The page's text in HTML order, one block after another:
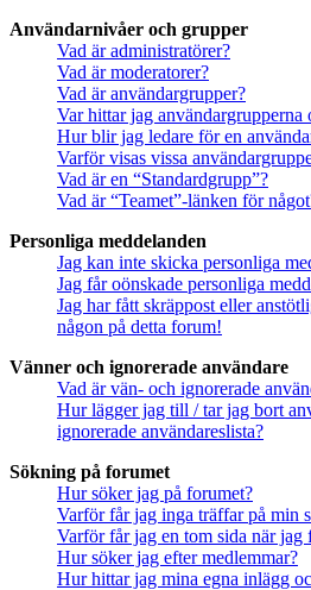
Användarnivåer och grupper
Vad är administratörer?
Vad är moderatorer?
Vad är användargrupper?
Var hittar jag användargrupperna
Hur blir jag ledare för en
Varför visas vissa
Vad är en “Standardgrupp”?
Vad är “Teamet”-länken för
Personliga meddelanden
Jag kan inte skicka personliga
Jag får oönskade personliga
Jag har fått skräppost eller
någon på detta forum!
Vänner och ignorerade användare
Vad är vän- och ignorerade
Hur lägger jag till / tar jag bort
ignorerade användareslista?
Sökning på forumet
Hur söker jag på forumet?
Varför får jag inga träffar på min
Varför får jag en tom sida när jag
Hur söker jag efter medlemmar?
Hur hittar jag mina egna inlägg